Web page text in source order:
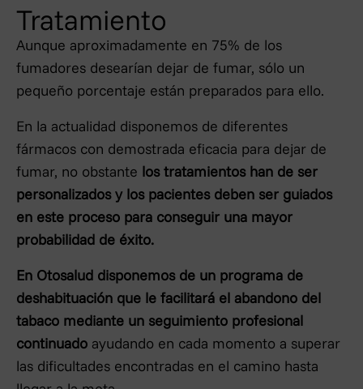
Tratamiento
Aunque aproximadamente en 75% de los
fumadores desearían dejar de fumar, sólo un
pequeño porcentaje están preparados para ello.
En la actualidad disponemos de diferentes
fármacos con demostrada eficacia para dejar de
fumar, no obstante los tratamientos han de ser
personalizados y los pacientes deben ser guiados
en este proceso para conseguir una mayor
probabilidad de éxito.
En Otosalud disponemos de un programa de
deshabituación que le facilitará el abandono del
tabaco mediante un seguimiento profesional
continuado ayudando en cada momento a superar
las dificultades encontradas en el camino hasta